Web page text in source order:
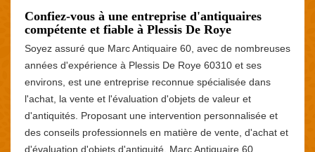
Confiez-vous à une entreprise d'antiquaires
compétente et fiable à Plessis De Roye
Soyez assuré que Marc Antiquaire 60, avec de nombreuses
années d'expérience à Plessis De Roye 60310 et ses
environs, est une entreprise reconnue spécialisée dans
l'achat, la vente et l'évaluation d'objets de valeur et
d'antiquités. Proposant une intervention personnalisée et
des conseils professionnels en matière de vente, d'achat et
d'évaluation d'objets d'antiquité, Marc Antiquaire 60